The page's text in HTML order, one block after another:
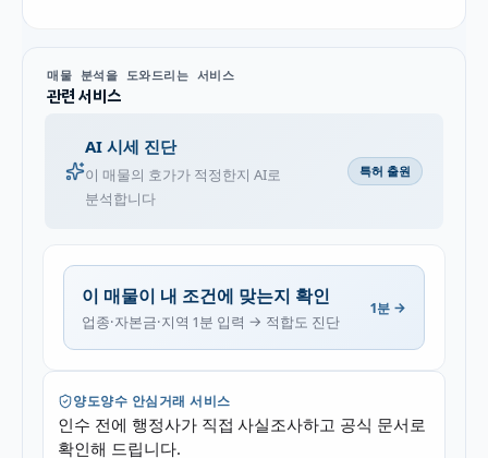
매물 분석을 도와드리는 서비스
관련 서비스
AI 시세 진단
이 매물의 호가가 적정한지 AI로
분석합니다
특허 출원
이 매물이 내 조건에 맞는지 확인
업종·자본금·지역 1분 입력 → 적합도 진단
1분 →
양도양수 안심거래 서비스
인수 전에 행정사가 직접 사실조사하고 공식 문서로
확인해 드립니다.